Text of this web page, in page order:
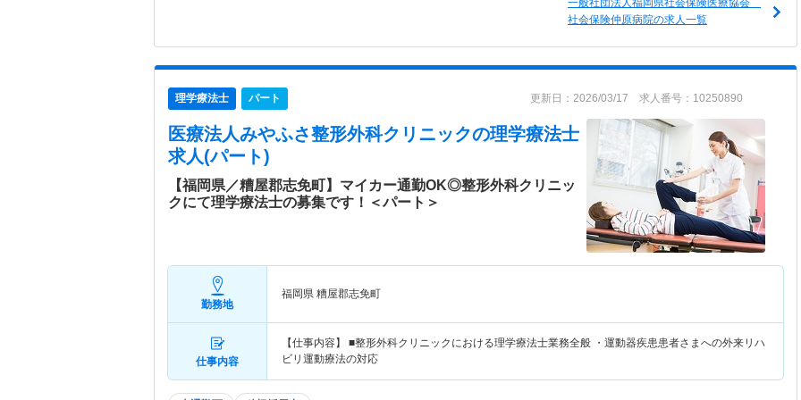
一般社団法人福岡県社会保険医療協会
社会保険仲原病院の求人一覧
理学療法士 パート 更新日：2026/03/17 求人番号：10250890
医療法人みやふさ整形外科クリニックの理学療法士
求人(パート)
【福岡県／糟屋郡志免町】マイカー通勤OK◎整形外科クリニッ
クにて理学療法士の募集です！＜パート＞
勤務地
福岡県 糟屋郡志免町
仕事内容
【仕事内容】 ■整形外科クリニックにおける理学療法士業務全般 ・運動器疾患患者さまへの外来リハ
ビリ運動療法の対応